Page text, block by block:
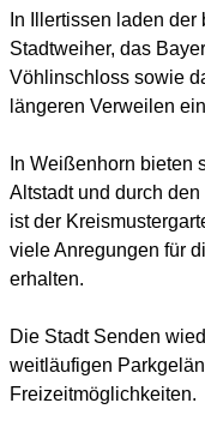
In Illertissen laden der
Stadtweiher, das
Vöhlinschloss sowie
längeren Verweilen ein.
In Weißenhorn bieten
Altstadt und durch
ist der
viele Anregungen für
erhalten.
Die Stadt Senden
weitläufigen
Freizeitmöglichkeiten.